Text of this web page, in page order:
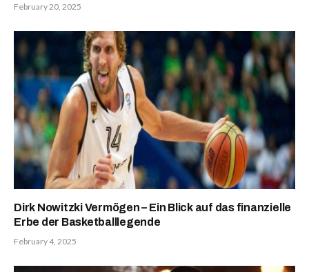
February 20, 2025
Dirk Nowitzki Vermögen – Ein Blick auf das finanzielle
Erbe der Basketballlegende
February 4, 2025